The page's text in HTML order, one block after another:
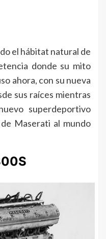
el hábitat natural de
donde su mito
ahora, con su nueva
sus raíces mientras
superdeportivo
Maserati al mundo